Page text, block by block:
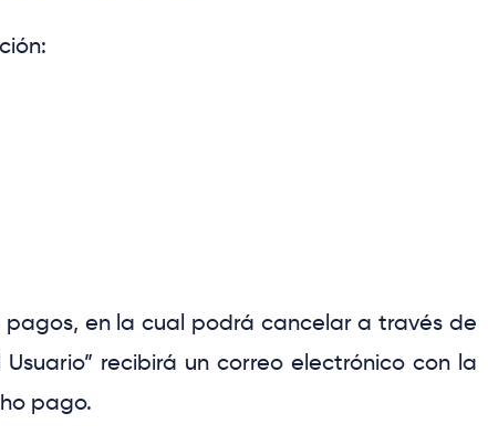
en la cual podrá cancelar a través de
Usuario” recibirá un correo electrónico con la
pago.